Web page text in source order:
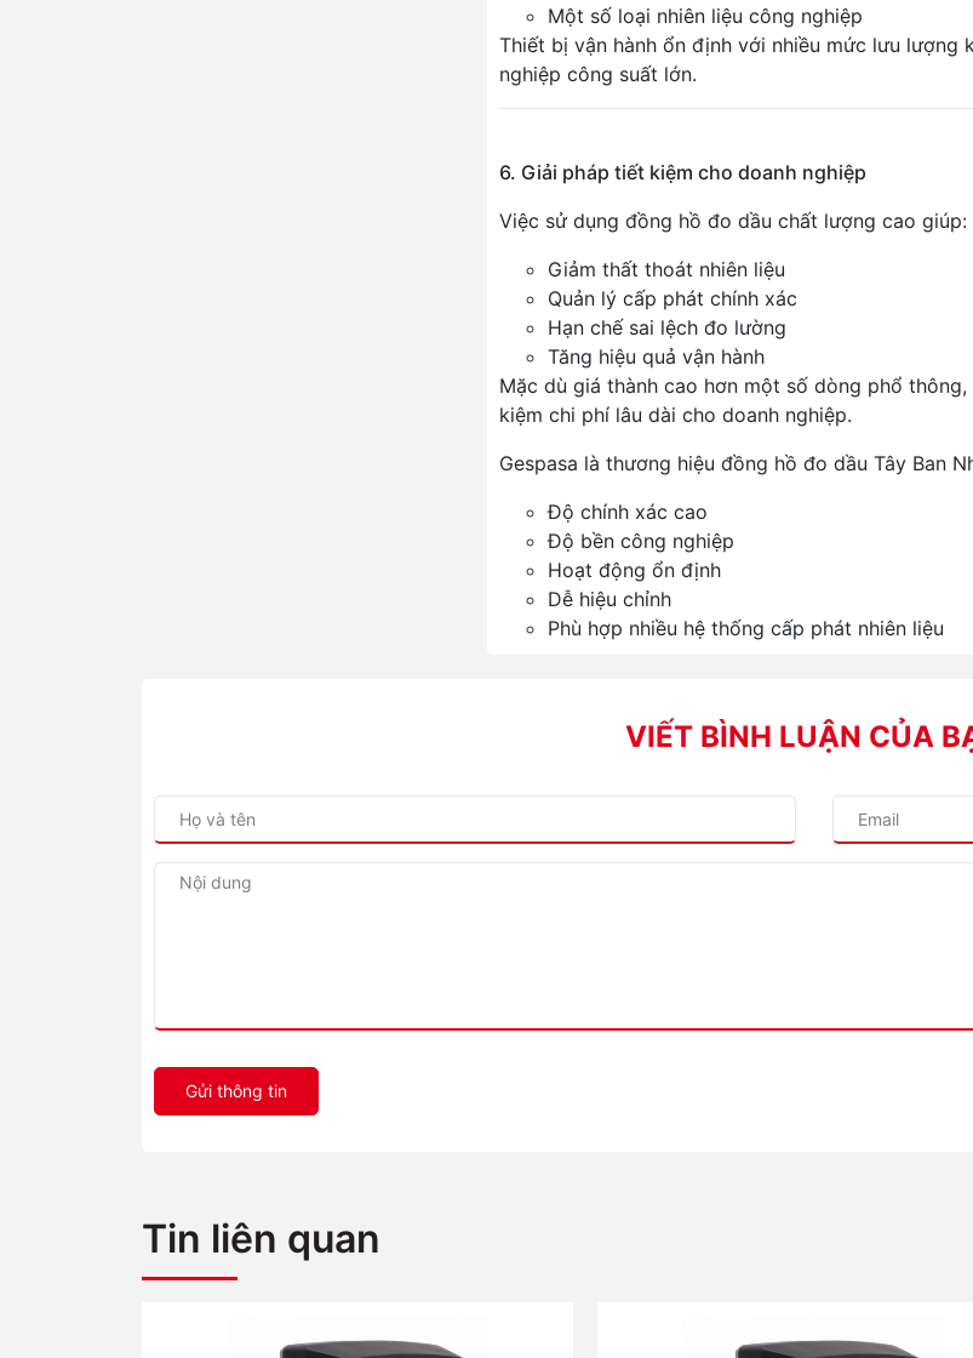
Một số loại nhiên liệu công nghiệp
Thiết bị vận hành ổn định với nhiều mức lưu lượng
nghiệp công suất lớn.
6. Giải pháp tiết kiệm cho doanh nghiệp
Việc sử dụng đồng hồ đo dầu chất lượng cao giúp:
Giảm thất thoát nhiên liệu
Quản lý cấp phát chính xác
Hạn chế sai lệch đo lường
Tăng hiệu quả vận hành
Mặc dù giá thành cao hơn một số dòng phổ
kiệm chi phí lâu dài cho doanh nghiệp.
Gespasa là thương hiệu đồng hồ đo dầu Tây Ban
Độ chính xác cao
Độ bền công nghiệp
Hoạt động ổn định
Dễ hiệu chỉnh
Phù hợp nhiều hệ thống cấp phát nhiên liệu
VIẾT BÌNH LUẬN CỦA
Gửi thông tin
Tin liên quan